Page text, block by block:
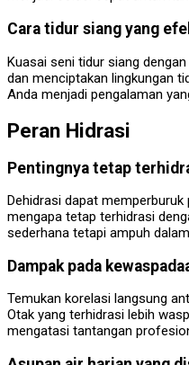
Cara tidur siang yang
Kuasai seni tidur siang
dan menciptakan lingkungan
Anda menjadi pengalaman
Peran Hidrasi
Pentingnya tetap
Dehidrasi dapat
mengapa tetap terhidrasi
sederhana tetapi ampuh
Dampak pada
Temukan korelasi langsung
Otak yang terhidrasi lebih
mengatasi tantangan